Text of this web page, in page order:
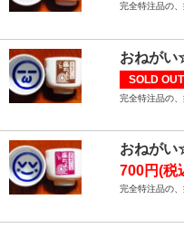
完全特注品の、
おねがい
SOLD OUT
完全特注品の、
おねがい
700円(税
完全特注品の、